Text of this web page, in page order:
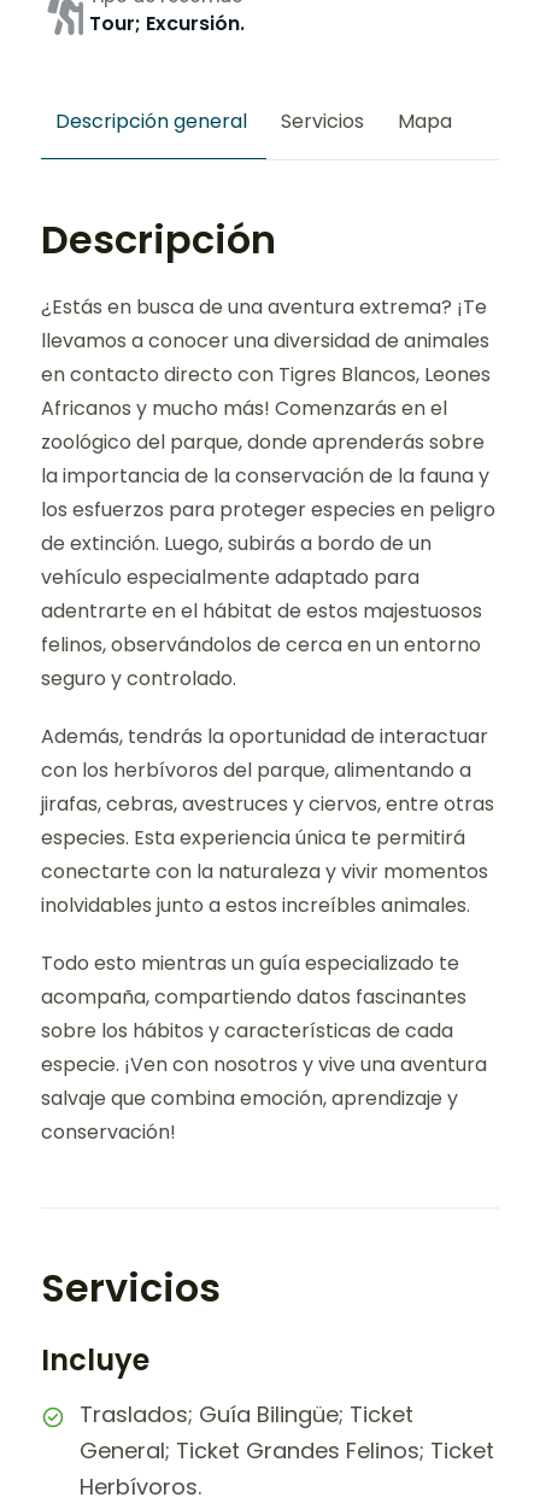
Tour; Excursión.
Descripción general Servicios Mapa
Descripción
¿Estás en busca de una aventura extrema? ¡Te
llevamos a conocer una diversidad de animales
en contacto directo con Tigres Blancos, Leones
Africanos y mucho más! Comenzarás en el
zoológico del parque, donde aprenderás sobre
la importancia de la conservación de la fauna y
los esfuerzos para proteger especies en peligro
de extinción. Luego, subirás a bordo de un
vehículo especialmente adaptado para
adentrarte en el hábitat de estos majestuosos
felinos, observándolos de cerca en un entorno
seguro y controlado.
Además, tendrás la oportunidad de interactuar
con los herbívoros del parque, alimentando a
jirafas, cebras, avestruces y ciervos, entre otras
especies. Esta experiencia única te permitirá
conectarte con la naturaleza y vivir momentos
inolvidables junto a estos increíbles animales.
Todo esto mientras un guía especializado te
acompaña, compartiendo datos fascinantes
sobre los hábitos y características de cada
especie. ¡Ven con nosotros y vive una aventura
salvaje que combina emoción, aprendizaje y
conservación!
Servicios
Incluye
Traslados; Guía Bilingüe; Ticket
General; Ticket Grandes Felinos; Ticket
Herbívoros.